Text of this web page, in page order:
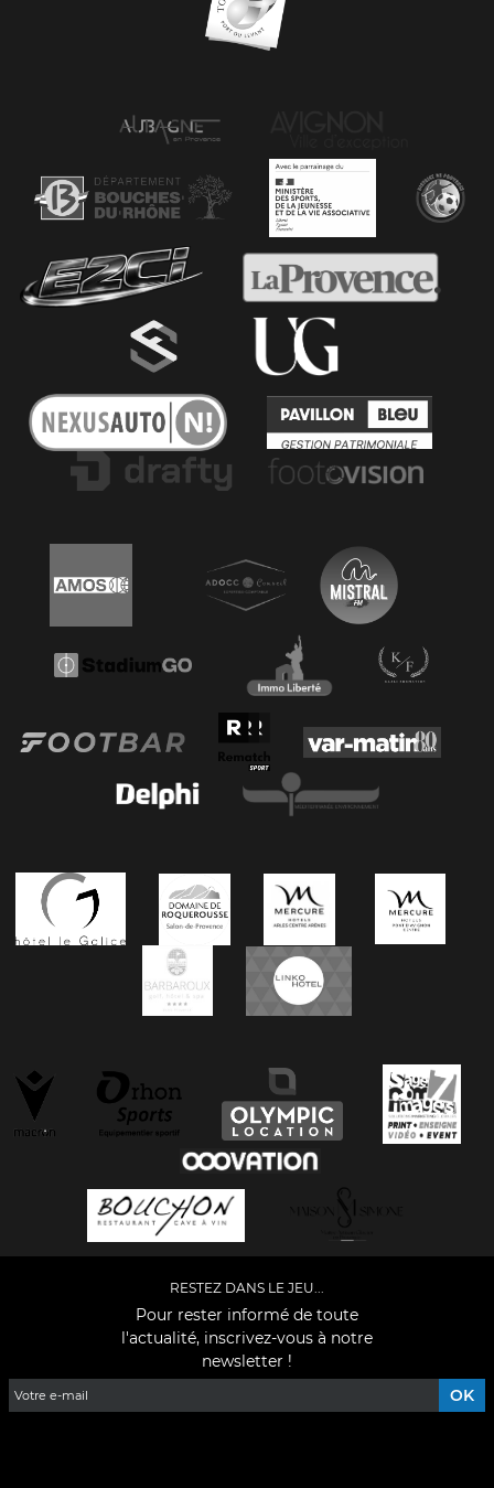
RESTEZ DANS LE JEU...
Pour rester informé de toute
l'actualité, inscrivez-vous à notre
newsletter !